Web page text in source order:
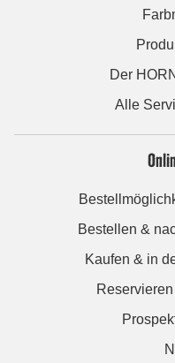
Der
Alle
Bestellen &
Kaufen & in